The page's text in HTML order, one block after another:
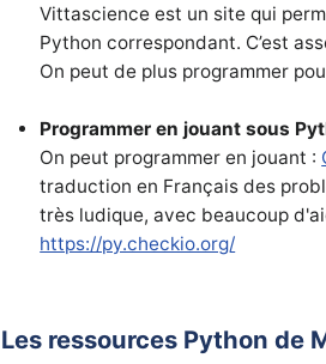
Vittascience est un site qui
Python correspondant. C’est
On peut de plus programmer
Programmer en jouant sous
On peut programmer en jouant :
traduction en Français des
très ludique, avec beaucoup
https://py.checkio.org/
Les ressources Python de